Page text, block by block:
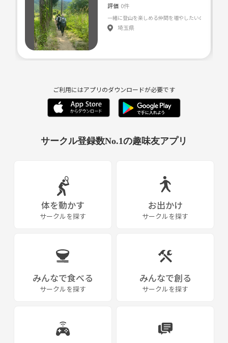
評価 0件
埼玉県
ご利用にはアプリのダウンロードが必要です
サークル登録数No.1の趣味友アプリ
体を動かす
サークルを探す
お出かけ
サークルを探す
みんなで食べる
サークルを探す
みんなで創る
サークルを探す